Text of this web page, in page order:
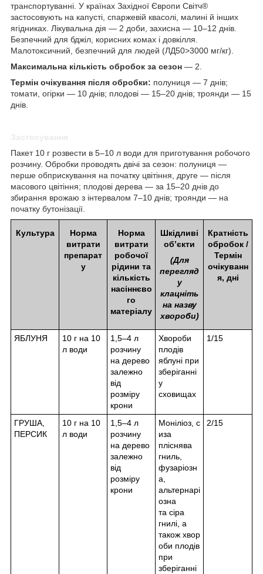
транспортуванні. У країнах Західної Європи Світч®
застосовують на капусті, спаржевій квасолі, малині й інших
ягідниках. Лікувальна дія — 2 доби, захисна — 10–12 днів.
Безпечний для бджіл, корисних комах і довкілля.
Малотоксичний, безпечний для людей (ЛД50>3000 мг/кг).
Максимальна кількість обробок за сезон — 2.
Термін очікування після обробки: полуниця — 7 днів;
томати, огірки — 10 днів; плодові — 15–20 днів; троянди — 15
днів.
Пакет 10 г розвести в 5–10 л води для приготування робочого
розчину. Обробки проводять двічі за сезон: полуниця —
перше обприскування на початку цвітіння, друге — після
масового цвітіння; плодові дерева — за 15–20 днів до
збирання врожаю з інтервалом 7–10 днів; троянди — на
початку бутонізації.
Культура
Норма
витрати
препарат
у
Норма
витрати
робочої
рідини та
кількість
насіннєво
го
матеріалу
Шкідливі
об’єкти
(Для
перегляд
у
клацніть
на назву
хвороби)
Кратність
обробок /
Термін
очікуванн
я, дні
ЯБЛУНЯ
10 г на 10
л води
1,5–4 л
розчину
на дерево
залежно
від
розміру
крони
Хвороби
плодів
яблуні при
зберіганні
у
сховищах
1/15
ГРУША,
ПЕРСИК
10 г на 10
л води
1,5–4 л
розчину
на дерево
залежно
від
розміру
крони
Моніліоз с
иза
пліснява
гниль
фузаріозн
а,
альтернарі
озна
та сіра
гнилі , а
також хвор
оби плодів
при
зберіганні
2/15